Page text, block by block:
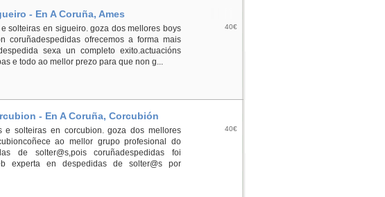
- En A Coruña, Ames
solteiras en sigueiro. goza dos mellores boys
coruñadespedidas ofrecemos a forma mais
sexa un completo exito.actuacións
e todo ao mellor prezo para que non g...
40€
- En A Coruña, Corcubión
e solteiras en corcubion. goza dos mellores
ao mellor grupo profesional do
de solter@s,pois coruñadespedidas foi
experta en despedidas de solter@s por
40€